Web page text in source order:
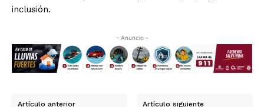
inclusión.
- Anuncio -
Artículo anterior Artículo siguiente